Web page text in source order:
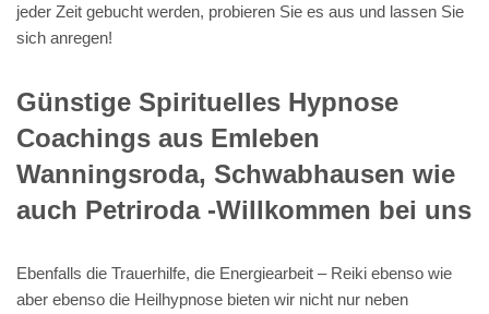
jeder Zeit gebucht werden, probieren Sie es aus und lassen Sie
sich anregen!
Günstige Spirituelles Hypnose
Coachings aus Emleben
Wanningsroda, Schwabhausen wie
auch Petriroda -Willkommen bei uns
Ebenfalls die Trauerhilfe, die Energiearbeit – Reiki ebenso wie
aber ebenso die Heilhypnose bieten wir nicht nur neben